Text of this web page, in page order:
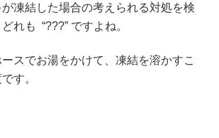
凍結した場合の考えられる対処を検
れも “???” ですよね。
スでお湯をかけて、凍結を溶かすこ
す。